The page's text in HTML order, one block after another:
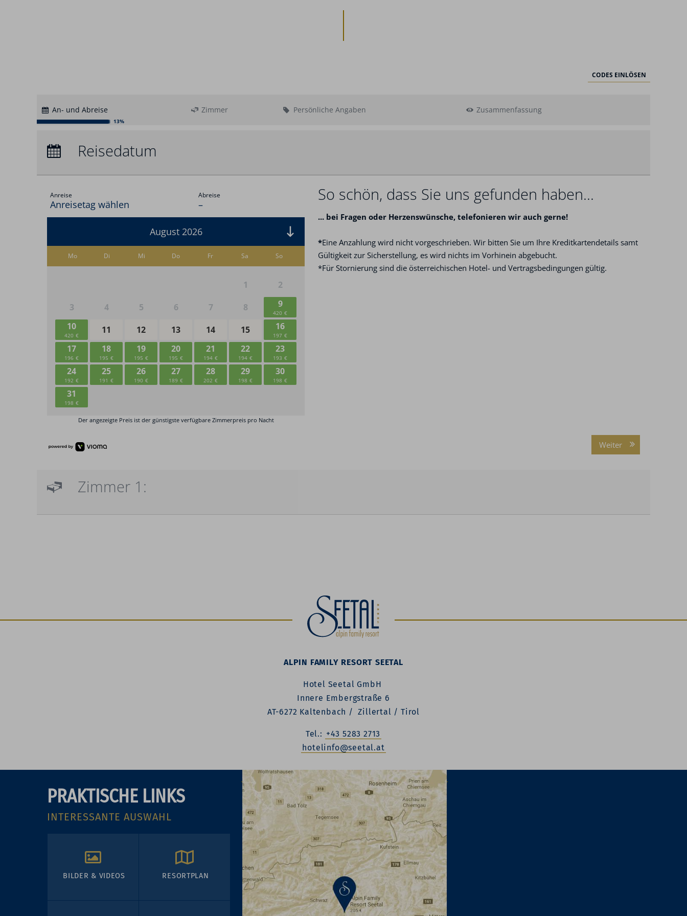
CODES EINLÖSEN
An- und Abreise Zimmer Persönliche Angaben Zusammenfassung
13%
Übernachtungen:
Reisedatum
So schön, dass Sie uns gefunden haben...
... bei Fragen oder Herzenswünsche, telefonieren wir auch gerne!
*Eine Anzahlung wird nicht vorgeschrieben. Wir bitten Sie um Ihre Kreditkartendetails samt
Gültigkeit zur Sicherstellung, es wird nichts im Vorhinein abgebucht.
*Für Stornierung sind die österreichischen Hotel- und Vertragsbedingungen gültig.
Weiter
Zimmer 1:
ALPIN FAMILY RESORT SEETAL
Hotel Seetal GmbH
Innere Embergstraße 6
AT-6272 Kaltenbach / Zillertal / Tirol
Tel.: +43 5283 2713
hotelinfo@seetal.at
PRAKTISCHE LINKS
INTERESSANTE AUSWAHL
BILDER & VIDEOS RESORTPLAN